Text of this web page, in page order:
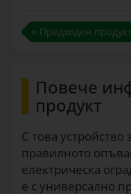
« Предходен продукт
Повече
продукт
С това устройство
правилното
електрическа
е с универсално